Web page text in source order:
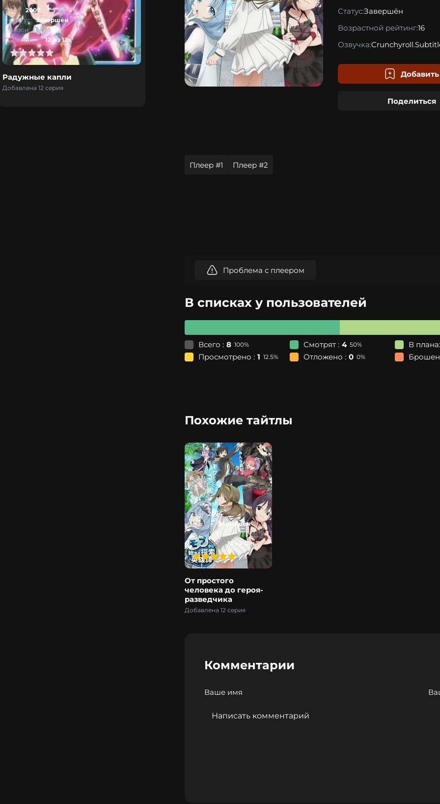
Год: 2007
Статус: Завершён
Сезон: 1
Эпизодов: 12 из 12+
Радужные капли
Добавлена 12 серия
Статус:Завершён
Возрастной рейтинг:16
Озвучка:
Добавить
Поделиться
Плеер #1 Плеер #2
Проблема с плеером
В списках у пользователей
Всего : 8 100% Смотрят : 4 50% В
Просмотрено : 1 12.5% Отложено : 0 0%
Похожие тайтлы
Год: 2024
Статус: Завершён
Сезон:
Эпизодов: 12 из 12+
От простого
человека до героя-
разведчика
Добавлена 12 серия
Комментарии